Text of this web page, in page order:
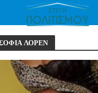
ΛΟΡΕΝ